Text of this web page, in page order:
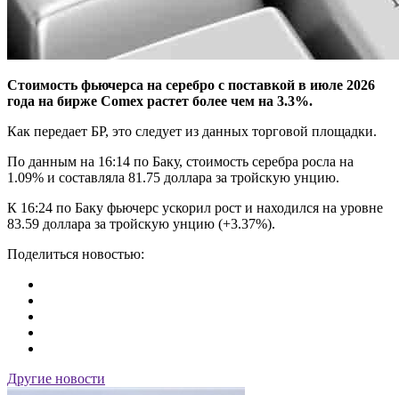
Стоимость фьючерса на серебро с поставкой в июле 2026
года на бирже Comex растет более чем на 3.3%.
Как передает БР, это следует из данных торговой площадки.
По данным на 16:14 по Баку, стоимость серебра росла на
1.09% и составляла 81.75 доллара за тройскую унцию.
К 16:24 по Баку фьючерс ускорил рост и находился на уровне
83.59 доллара за тройскую унцию (+3.37%).
Поделиться новостью:
Другие новости